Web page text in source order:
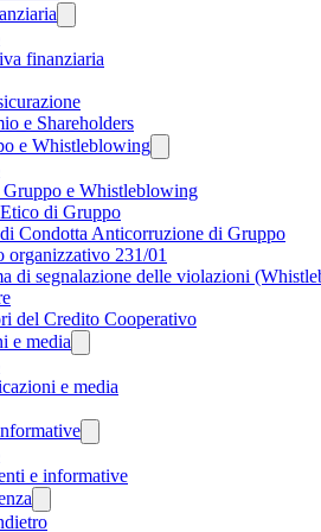
finanziaria
e Shareholders
e Whistleblowing
e Whistleblowing
di Gruppo
Condotta Anticorruzione di Gruppo
organizzativo 231/01
di segnalazione delle violazioni
del Credito Cooperativo
e media
e media
e informative